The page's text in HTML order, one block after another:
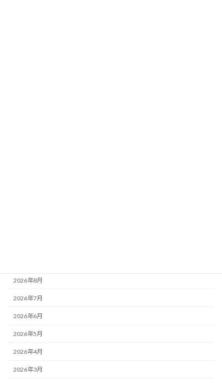
2026年8月
2026年7月
2026年6月
2026年5月
2026年4月
2026年3月